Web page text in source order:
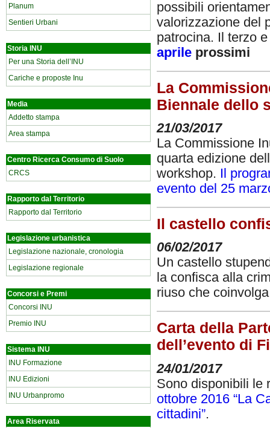
Planum
Sentieri Urbani
Storia INU
Per una Storia dell’INU
Cariche e proposte Inu
Media
Addetto stampa
Area stampa
Centro Ricerca Consumo di Suolo
CRCS
Rapporto dal Territorio
Rapporto dal Territorio
Legislazione urbanistica
Legislazione nazionale, cronologia
Legislazione regionale
Concorsi e Premi
Concorsi INU
Premio INU
Sistema INU
INU Formazione
INU Edizioni
INU Urbanpromo
Area Riservata
possibili
valorizzazione del
patrocina. Il terzo
aprile prossimi
La
Biennale dello
21/03/2017
La Commissione
quarta edizione
workshop. Il
evento del 25
Il castello
06/02/2017
Un castello
la confisca alla
riuso che
Carta della
dell’evento di
24/01/2017
Sono disponibili le
ottobre 2016 “La
cittadini”.